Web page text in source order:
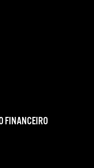
FINANCEIRO